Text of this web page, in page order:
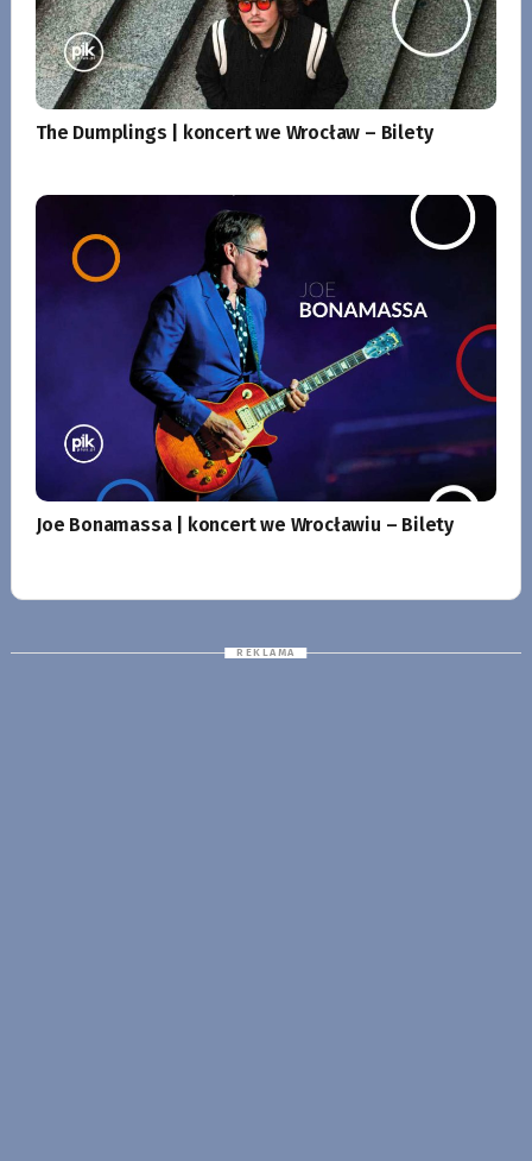
The Dumplings | koncert we Wrocław – Bilety
Joe Bonamassa | koncert we Wrocławiu – Bilety